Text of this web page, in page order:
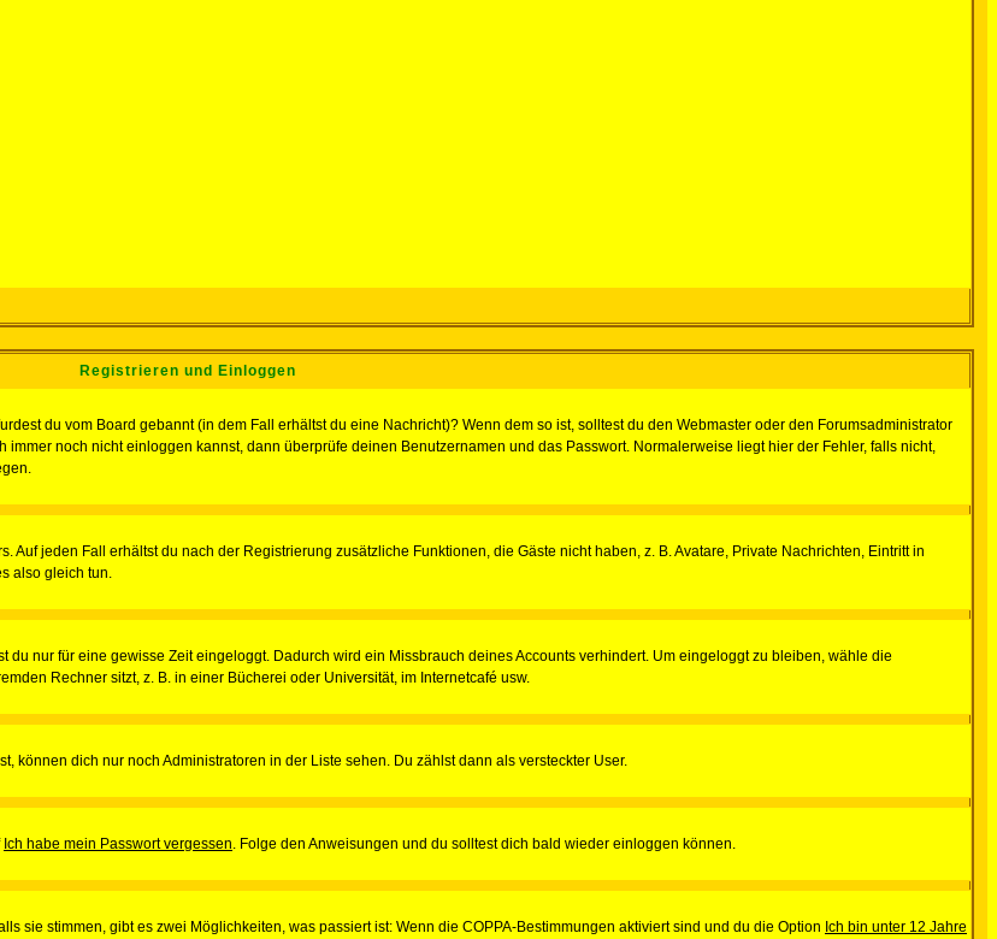
Registrieren und Einloggen
du vom Board gebannt (in dem Fall erhältst du eine Nachricht)? Wenn dem so ist, solltest du den Webmaster oder den Forumsadministrator
noch nicht einloggen kannst, dann überprüfe deinen Benutzernamen und das Passwort. Normalerweise liegt hier der Fehler, falls nicht,
Auf jeden Fall erhältst du nach der Registrierung zusätzliche Funktionen, die Gäste nicht haben, z. B. Avatare, Private Nachrichten, Eintritt in
also gleich tun.
du nur für eine gewisse Zeit eingeloggt. Dadurch wird ein Missbrauch deines Accounts verhindert. Um eingeloggt zu bleiben, wähle die
Rechner sitzt, z. B. in einer Bücherei oder Universität, im Internetcafé usw.
können dich nur noch Administratoren in der Liste sehen. Du zählst dann als versteckter User.
Ich habe mein Passwort vergessen. Folge den Anweisungen und du solltest dich bald wieder einloggen können.
sie stimmen, gibt es zwei Möglichkeiten, was passiert ist: Wenn die COPPA-Bestimmungen aktiviert sind und du die Option Ich bin unter 12 Jahre